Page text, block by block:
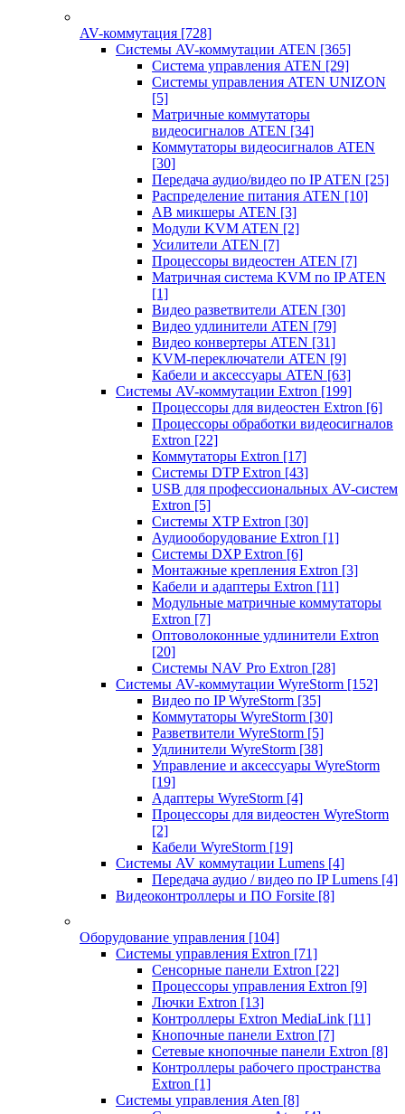
AV-коммутация [728]
Системы AV-коммутации ATEN [365]
Система управления ATEN [29]
Системы управления ATEN UNIZON
[5]
Матричные коммутаторы
видеосигналов ATEN [34]
Коммутаторы видеосигналов ATEN
[30]
Передача аудио/видео по IP ATEN [25]
Распределение питания ATEN [10]
АВ микшеры ATEN [3]
Модули KVM ATEN [2]
Усилители ATEN [7]
Процессоры видеостен ATEN [7]
Матричная система KVM по IP ATEN
[1]
Видео разветвители ATEN [30]
Видео удлинители ATEN [79]
Видео конвертеры ATEN [31]
KVM-переключатели ATEN [9]
Кабели и аксессуары ATEN [63]
Системы AV-коммутации Extron [199]
Процессоры для видеостен Extron [6]
Процессоры обработки видеосигналов
Extron [22]
Коммутаторы Extron [17]
Системы DTP Extron [43]
USB для профессиональных AV-систем
Extron [5]
Системы XTP Extron [30]
Аудиооборудование Extron [1]
Системы DXP Extron [6]
Монтажные крепления Extron [3]
Кабели и адаптеры Extron [11]
Модульные матричные коммутаторы
Extron [7]
Оптоволоконные удлинители Extron
[20]
Системы NAV Pro Extron [28]
Системы AV-коммутации WyreStorm [152]
Видео по IP WyreStorm [35]
Коммутаторы WyreStorm [30]
Разветвители WyreStorm [5]
Удлинители WyreStorm [38]
Управление и аксессуары WyreStorm
[19]
Адаптеры WyreStorm [4]
Процессоры для видеостен WyreStorm
[2]
Кабели WyreStorm [19]
Системы AV коммутации Lumens [4]
Передача аудио / видео по IP Lumens [4]
Видеоконтроллеры и ПО Forsite [8]
Оборудование управления [104]
Системы управления Extron [71]
Сенсорные панели Extron [22]
Процессоры управления Extron [9]
Лючки Extron [13]
Контроллеры Extron MediaLink [11]
Кнопочные панели Extron [7]
Сетевые кнопочные панели Extron [8]
Контроллеры рабочего пространства
Extron [1]
Системы управления Aten [8]